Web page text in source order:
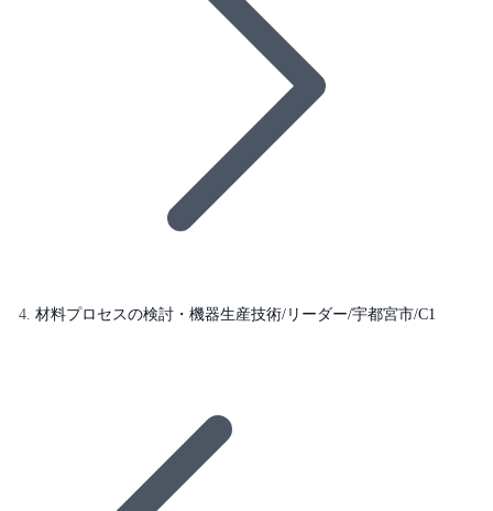
材料プロセスの検討・機器生産技術/リーダー/宇都宮市/C1